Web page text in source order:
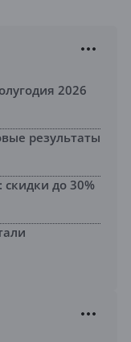
2026
результаты
до 30%